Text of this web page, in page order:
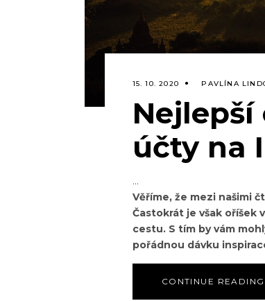
15. 10. 2020 PAVLÍNA
Nejlepší
účty na
Věříme, že mezi našimi
Častokrát je však oříšek
cestu. S tím by vám
pořádnou dávku
CONTINUE READING